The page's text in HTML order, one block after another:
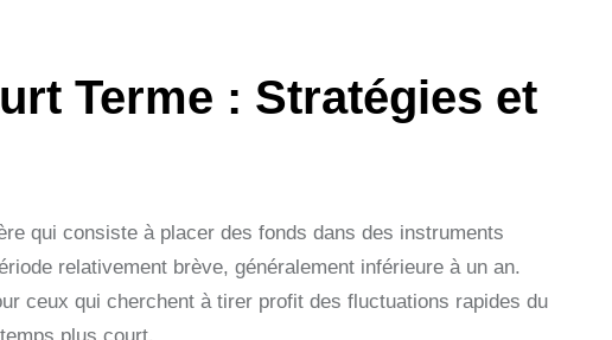
Terme : Stratégies et
qui consiste à placer des fonds dans des instruments
relativement brève, généralement inférieure à un an.
ceux qui cherchent à tirer profit des fluctuations rapides du